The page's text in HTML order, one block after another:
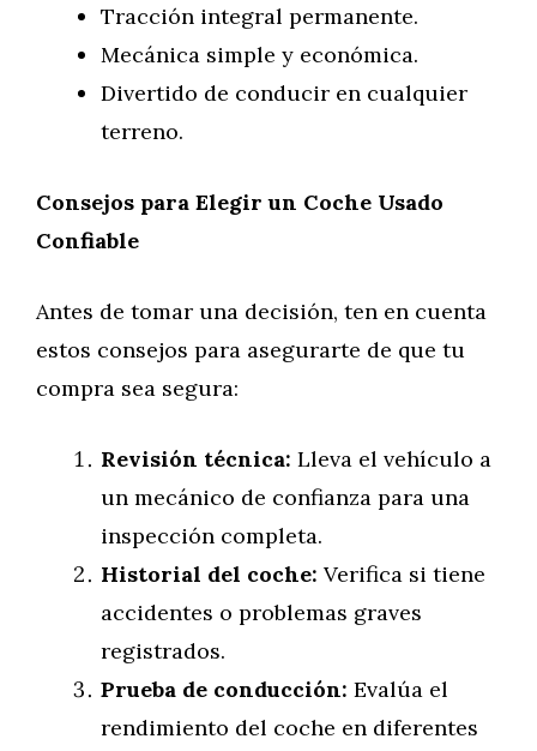
Tracción integral permanente.
Mecánica simple y económica.
Divertido de conducir en cualquier
terreno.
Consejos para Elegir un Coche Usado
Confiable
Antes de tomar una decisión, ten en cuenta
estos consejos para asegurarte de que tu
compra sea segura:
Revisión técnica: Lleva el vehículo a
un mecánico de confianza para una
inspección completa.
Historial del coche: Verifica si tiene
accidentes o problemas graves
registrados.
Prueba de conducción: Evalúa el
rendimiento del coche en diferentes